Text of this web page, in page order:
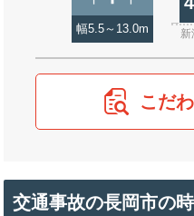
幅5.5～13.0m 新
こだ
交通事故の長岡市の